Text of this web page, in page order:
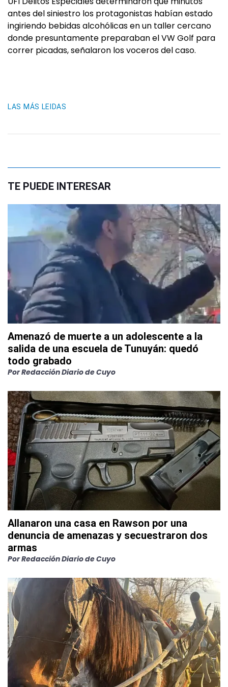
antes del siniestro los protagonistas habían estado
ingiriendo bebidas alcohólicas en un taller cercano
donde presuntamente preparaban el VW Golf para
correr picadas, señalaron los voceros del caso.
LAS MÁS LEIDAS
TE PUEDE INTERESAR
Amenazó de muerte a un adolescente a la
salida de una escuela de Tunuyán: quedó
todo grabado
PorRedacción Diario de Cuyo
Allanaron una casa en Rawson por una
denuncia de amenazas y secuestraron dos
armas
PorRedacción Diario de Cuyo